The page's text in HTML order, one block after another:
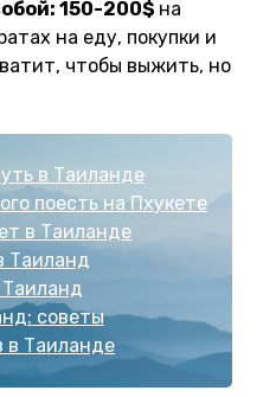
150-200$ на
на еду, покупки и
чтобы выжить, но
в Таиланде
поесть на Пхукете
в Таиланде
Таиланд
Таиланд
советы
в Таиланде